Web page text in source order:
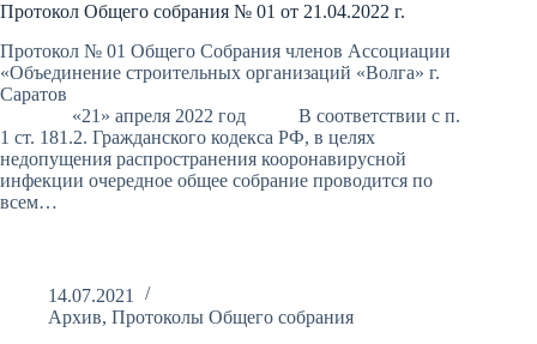
Протокол Общего собрания № 01 от 21.04.2022 г.
Протокол № 01 Общего Собрания членов Ассоциации
«Объединение строительных организаций «Волга» г.
Саратов
«21» апреля 2022 год В соответствии с п.
1 ст. 181.2. Гражданского кодекса РФ, в целях
недопущения распространения кооронавирусной
инфекции очередное общее собрание проводится по
всем…
14.07.2021
Архив, Протоколы Общего собрания